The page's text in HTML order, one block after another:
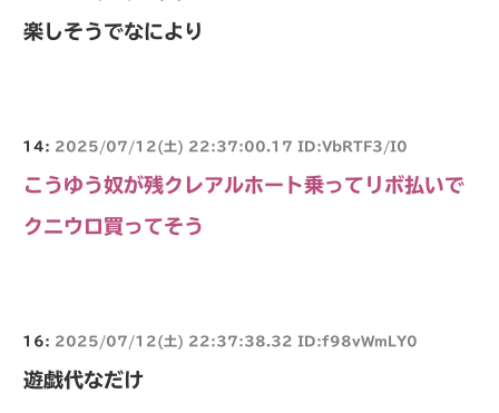
楽しそうでなにより
14: 2025/07/12(土) 22:37:00.17 ID:VbRTF3/I0
こうゆう奴が残クレアルホート乗ってリボ払いで
クニウロ買ってそう
16: 2025/07/12(土) 22:37:38.32 ID:f98vWmLY0
遊戯代なだけ